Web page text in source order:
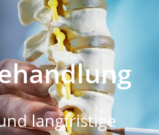
langfristige